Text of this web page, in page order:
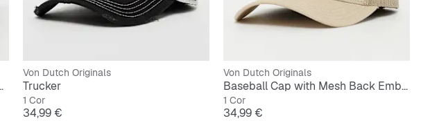
Eyeball
Von Dutch Originals
Trucker
1 Cor
Preço
34,99 €
Von Dutch Originals
Baseball Cap with Mesh Back Embroidered Logo
1 Cor
Preço
34,99 €